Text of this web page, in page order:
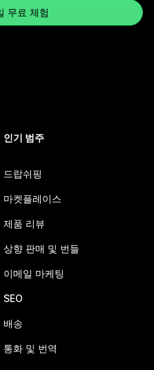
무료 체험
인기 범주
드랍쉬핑
마켓플레이스
제품 리뷰
상향 판매 및 번들
이메일 마케팅
SEO
배송
통화 및 번역